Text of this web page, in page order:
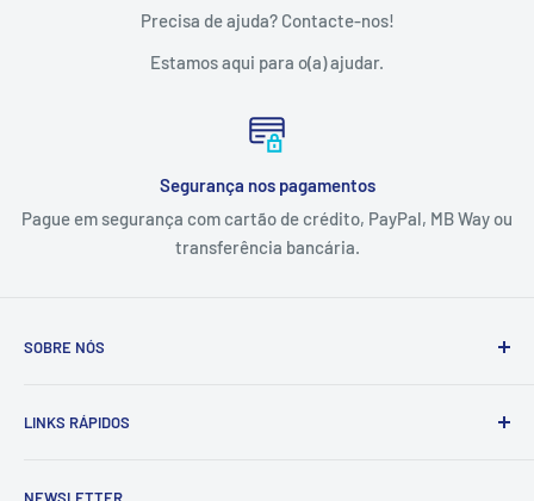
Precisa de ajuda? Contacte-nos!
Estamos aqui para o(a) ajudar.
Segurança nos pagamentos
Pague em segurança com cartão de crédito, PayPal, MB Way ou
transferência bancária.
SOBRE NÓS
fornece e executa soluções de pintura e proteção
industrial, naval e da construção civil.
LINKS RÁPIDOS
NEWSLETTER